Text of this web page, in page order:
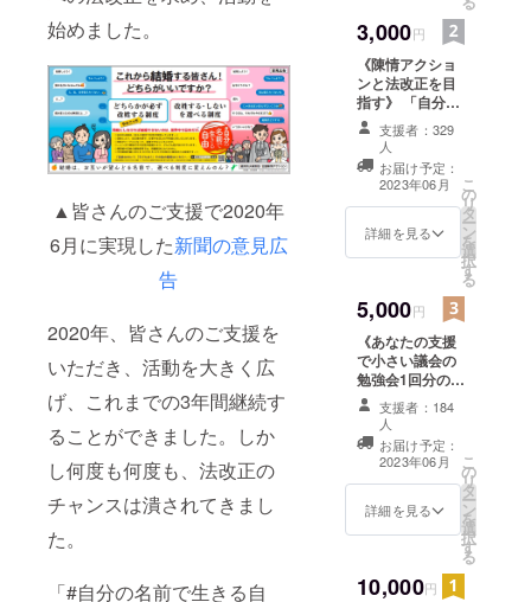
始めました。
▲皆さんのご支援で2020年
6月に実現した新聞の意見広
告
2020年、皆さんのご支援を
いただき、活動を大きく広
げ、これまでの3年間継続す
ることができました。しか
し何度も何度も、法改正の
チャンスは潰されてきまし
た。
「#自分の名前で生きる自
遅れた日本
のジェン
ダー平等を
加速させた
い！ #自分の
名前で生き
る自由 を日
本でも「あ
すには」一
開始し
ます。
目につ
くとこ
ろに
貼っ
て、法
改正実
現への
ましょ
う！ お
の郵便
番号・
住所
を、必
ずお知
らせく
ださ
直径5㎝
のス
テッ
カー2色
セット
②1年後
での #
自分の
3,000円
《陳情アクショ
ンと法改正を目
指す》 「自分に
できる範囲で、
法改正のために
何かしたい。」
と思う方が集ま
れば、社会は変
加に心から感謝
します。 リター
メールでの #自
分の名前で生き
る自由 活動報告
②マンスリー
メールマガジン
のお届け ③一般
参加イベントの
ご案内
支援者：329
人
お届け予定：
2023年06月
詳細を見る
こ
の
リ
タ
ー
ン
を
選
択
す
る
5,000円
《あなたの支援
で小さい議会の
勉強会1回分の資
料印刷・交通費
をまかなえま
す》 5,000円あ
れば地元の中小
規模勉強会の資
費をまかなえ
て、とっても助
さんの理解も進
むでしょう！参
支援者：184
人
お届け予定：
2023年06月
詳細を見る
こ
の
リ
タ
ー
ン
を
選
択
す
る
10,000円